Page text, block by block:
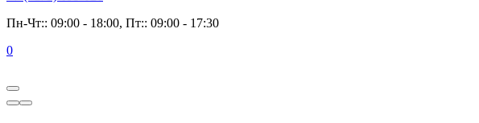
Пн-Чт:: 09:00 - 18:00, Пт:: 09:00 - 17:30
0